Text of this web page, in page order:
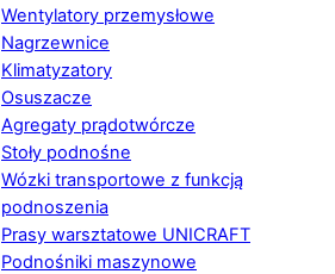
Wentylatory przemysłowe
Nagrzewnice
Klimatyzatory
Osuszacze
Agregaty prądotwórcze
Stoły podnośne
Wózki transportowe z funkcją
podnoszenia
Prasy warsztatowe UNICRAFT
Podnośniki maszynowe